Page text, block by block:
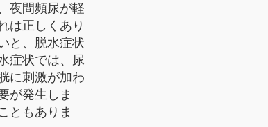
夜間頻尿が軽
は正しくあり
と、脱水症状
症状では、尿
に刺激が加わ
が発生しま
ともありま